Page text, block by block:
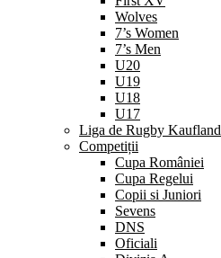
Wolves
7’s Women
7’s Men
U20
U19
U18
U17
Liga de Rugby Kaufland
Competiții
Cupa României
Cupa Regelui
Copii si Juniori
Sevens
DNS
Oficiali